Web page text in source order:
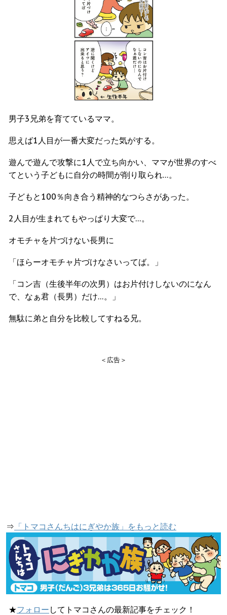
男子3兄弟を育てているママ。
思えば1人目が一番大変だった気がする。
遊んで遊んで攻撃に1人で立ち向かい、ママが世界のすべ
てという子どもに自分の時間が削り取られ…。
子どもと100％向き合う精神的なつらさがあった。
2人目が生まれてもやっぱり大変で…。
オモチャを片づけない長男に
「ほらーオモチャ片づけなさいってば。」
「コン吉（生後半年の次男）はお片付けしないのになん
で、なぁ君（長男）だけ…。」
無駄に弟と自分を比較してすねる兄。
＜広告＞
⇒ 「トマコさんちはにぎやか族」をもっと読む
★フォロー してトマコさんの最新記事をチェック！